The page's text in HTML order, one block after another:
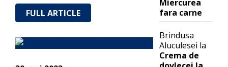
FULL ARTICLE
Miercurea
fara carne
Brindusa
Aluculesei la
Crema de